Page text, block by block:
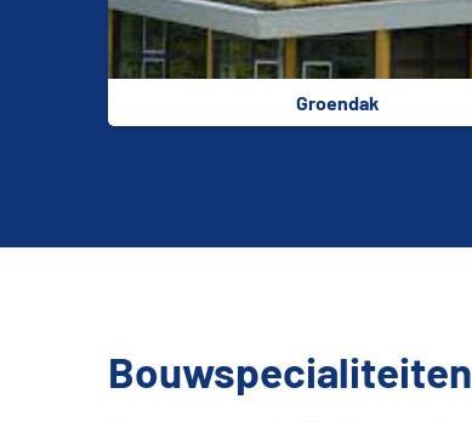
Groendak
Bouwspecialiteiten